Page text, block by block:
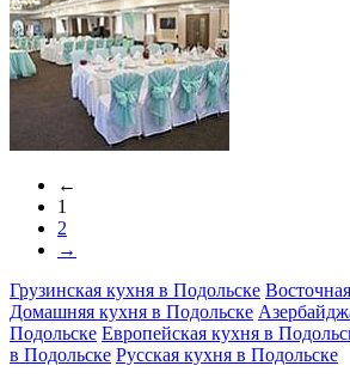
←
1
2
→
Грузинская кухня в Подольске
Домашняя кухня в Подольске
Подольске Европейская кухня в
в Подольске Русская кухня в Подольске